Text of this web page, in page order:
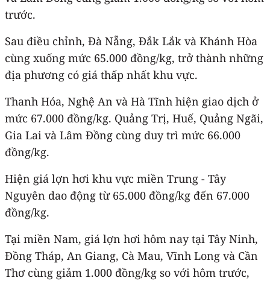
trước.
Sau điều chỉnh, Đà Nẵng, Đắk Lắk và Khánh Hòa
cùng xuống mức 65.000 đồng/kg, trở thành những
địa phương có giá thấp nhất khu vực.
Thanh Hóa, Nghệ An và Hà Tĩnh hiện giao dịch ở
mức 67.000 đồng/kg. Quảng Trị, Huế, Quảng Ngãi,
Gia Lai và Lâm Đồng cùng duy trì mức 66.000
đồng/kg.
Hiện giá lợn hơi khu vực miền Trung - Tây
Nguyên dao động từ 65.000 đồng/kg đến 67.000
đồng/kg.
Tại miền Nam, giá lợn hơi hôm nay tại Tây Ninh,
Đồng Tháp, An Giang, Cà Mau, Vĩnh Long và Cần
Thơ cùng giảm 1.000 đồng/kg so với hôm trước,